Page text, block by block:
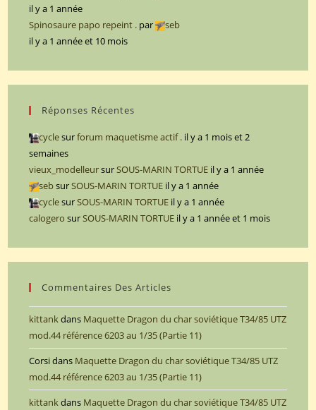
il y a 1 année
Spinosaure papo repeint . par
seb
il y a 1 année et 10 mois
Réponses Récentes
cyclesurforum maquetisme actif . il y a 1 mois et 2
semaines
vieux_modelleursurSOUS-MARIN TORTUE il y a 1 année
sebsurSOUS-MARIN TORTUE il y a 1 année
cyclesurSOUS-MARIN TORTUE il y a 1 année
calogero surSOUS-MARIN TORTUE il y a 1 année et 1 mois
Commentaires Des Articles
kittankdans Maquette Dragon du char soviétique T34/85 UTZ
mod.44 référence 6203 au 1/35 (Partie 11)
Corsidans Maquette Dragon du char soviétique T34/85 UTZ
mod.44 référence 6203 au 1/35 (Partie 11)
kittankdans Maquette Dragon du char soviétique T34/85 UTZ